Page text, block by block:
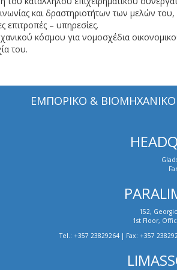
και δραστηριοτήτων των μελών
επιτροπές – υπηρεσίες.
κόσμου για νομοσχέδια
του.
ΕΜΠΟΡΙΚΟ &
152,
1st Floor,
Tel.: +357 23829264 | Fax: +357